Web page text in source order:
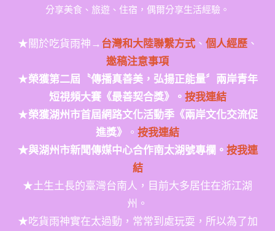
分享美食、旅遊、住宿，偶爾分享生活經驗。
★關於吃貨雨神→台灣和大陸聯繫方式、 個人經歷、
邀稿注意事項
★榮獲第二屆〝傳播真善美，弘揚正能量〞兩岸青年
短視頻大賽《最善契合獎》。 按我連結
★榮獲湖州市首屆網路文化活動季《兩岸文化交流促
進獎》
。 按我連結
★與湖州市新聞傳媒中心合作南太湖號專欄。 按我連
結
★土生土長的臺灣台南人，目前大多居住在浙江湖
州。
★吃貨雨神實在太過動，常常到處玩耍，所以為了加